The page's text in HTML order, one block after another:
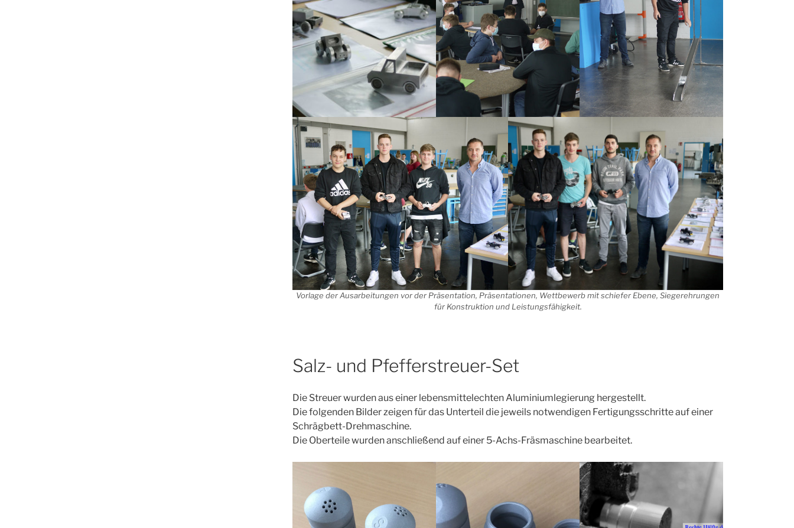
Vorlage der Ausarbeitungen vor der Präsentation, Präsentationen, Wettbewerb mit schiefer Ebene, Siegerehrungen
für Konstruktion und Leistungsfähigkeit.
Salz- und Pfefferstreuer-Set
Die Streuer wurden aus einer lebensmittelechten Aluminiumlegierung hergestellt.
Die folgenden Bilder zeigen für das Unterteil die jeweils notwendigen Fertigungsschritte auf einer
Schrägbett-Drehmaschine.
Die Oberteile wurden anschließend auf einer 5-Achs-Fräsmaschine bearbeitet.